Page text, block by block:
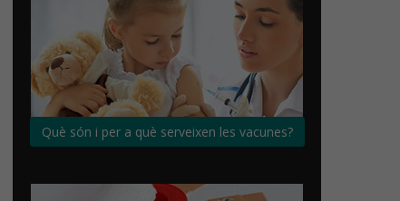
Què són i per a què serveixen les vacunes?